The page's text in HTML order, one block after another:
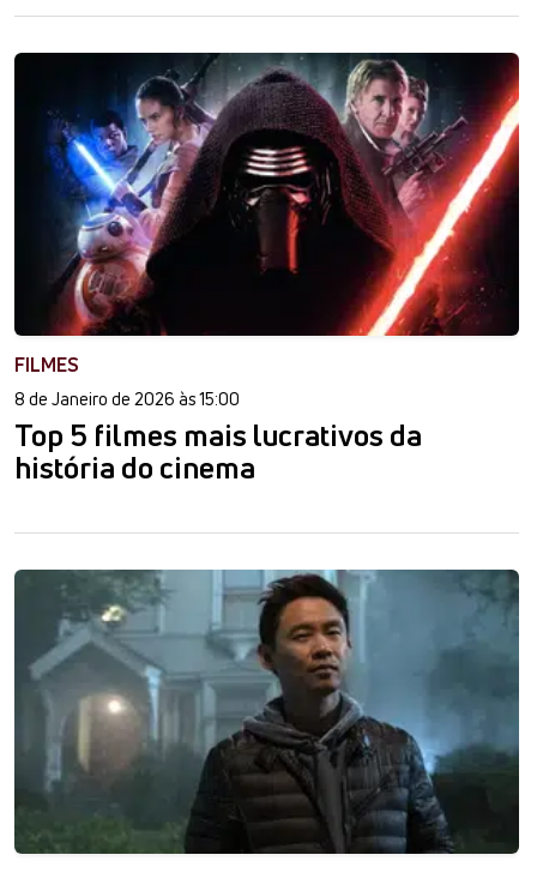
FILMES
8 de Janeiro de 2026 às 15:00
Top 5 filmes mais lucrativos da
história do cinema